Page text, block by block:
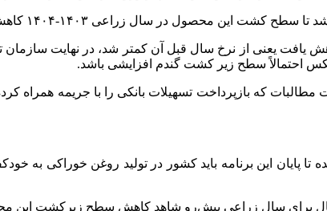
جو هم صادق است و چون قیمت جو در بازار به هر کیلو گرم ۶ تا ۷ هزار تومان کاهش یافت یعنی از نرخ سال قبل آن